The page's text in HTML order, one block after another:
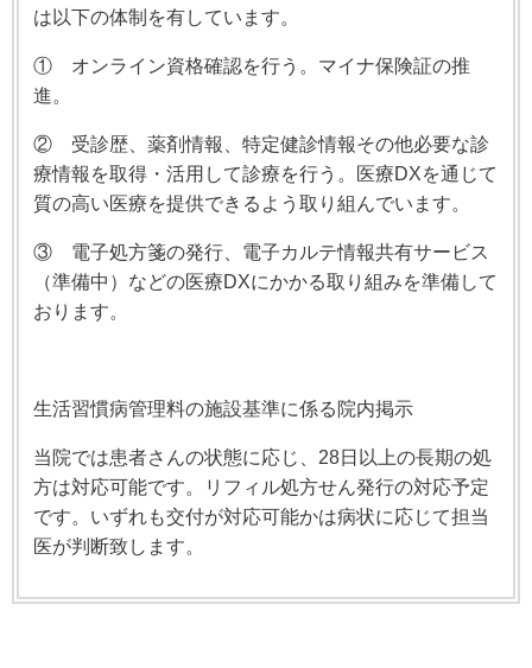
は以下の体制を有しています。
① オンライン資格確認を行う。マイナ保険証の推
進。
② 受診歴、薬剤情報、特定健診情報その他必要な診
療情報を取得・活用して診療を行う。医療DXを通じて
質の高い医療を提供できるよう取り組んでいます。
③ 電子処方箋の発行、電子カルテ情報共有サービス
（準備中）などの医療DXにかかる取り組みを準備して
おります。
生活習慣病管理料の施設基準に係る院内掲示
当院では患者さんの状態に応じ、28日以上の長期の処
方は対応可能です。リフィル処方せん発行の対応予定
です。いずれも交付が対応可能かは病状に応じて担当
医が判断致します。